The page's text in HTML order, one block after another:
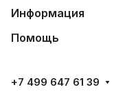
Информация
Помощь
+7 499 647 61 39